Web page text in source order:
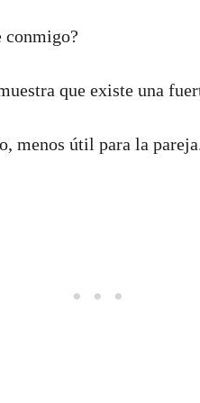
conmigo?
que existe una
menos útil para la